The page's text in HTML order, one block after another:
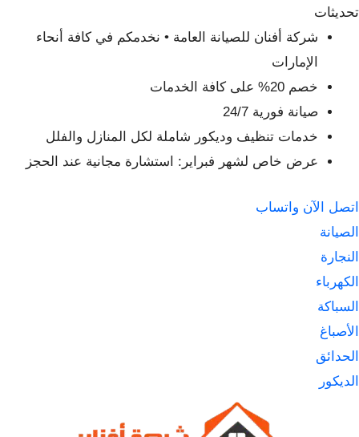
التجاوز
المحتوى
تحديثات
شركة أفنان للصيانة العامة • نخدمكم في كافة أنحاء
الإمارات
خصم 20% على كافة الخدمات
صيانة فورية 24/7
خدمات تنظيف وديكور شاملة لكل المنازل والفلل
عرض خاص لشهر فبراير: استشارة مجانية عند الحجز
اتصل الآن واتساب
الصيانة
النجارة
الكهرباء
السباكة
الأصباغ
الحدائق
الديكور